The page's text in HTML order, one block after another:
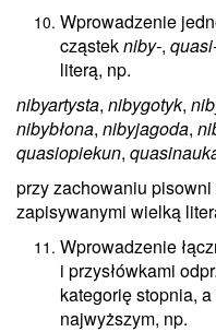
Wprowadzenie
cząstekniby-,
literą, np.
nibyartysta, nibygotyk,
nibybłona, nibyjagoda,
quasiopiekun,
przy zachowaniu
zapisywanymi wielką
Wprowadzenie
i przysłówkami
kategorię stopnia,
najwyższym, np.